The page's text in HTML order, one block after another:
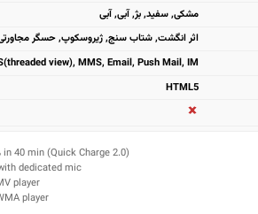
مشکی, سفید, بژ, آبی, آبی
اثر انگشت, شتاب سنج, ژیروسکوپ, حسگر
view), MMS, Email, Push Mail, IM
HTML5
40 min (Quick Charge 2.0)
dedicated mic
player
player